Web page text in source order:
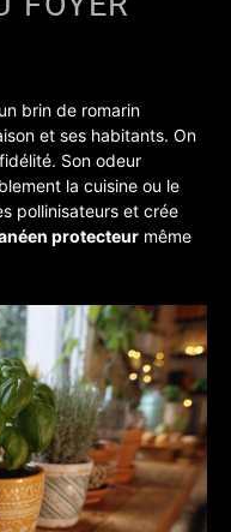
brin de romarin
et ses habitants. On
Son odeur
la cuisine ou le
pollinisateurs et crée
protecteur même